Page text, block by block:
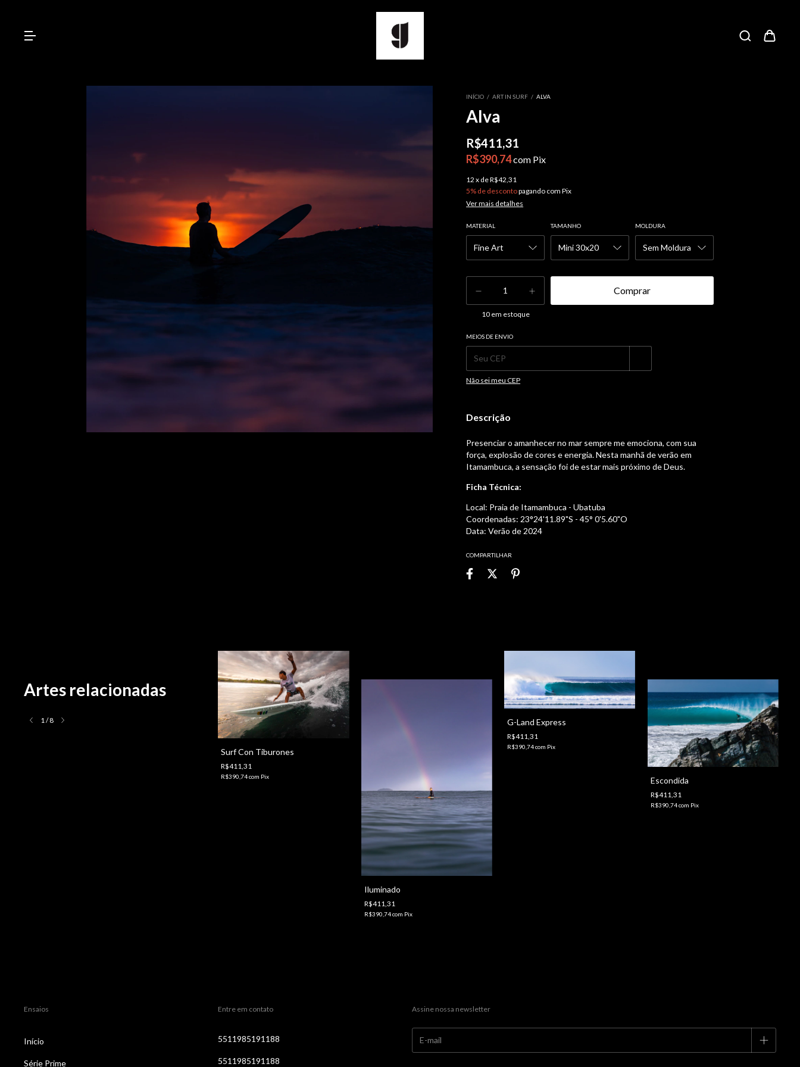
INÍCIO / ART IN SURF / ALVA
Alva
R$411,31
R$390,74com Pix
12 x deR$42,31
5% de descontopagando com Pix
Ver mais detalhes
MATERIAL TAMANHO MOLDURA
10em estoque
Entregas para o CEP:
MEIOS DE ENVIO
Não sei meu CEP
Descrição
Presenciar o amanhecer no mar sempre me emociona, com sua
força, explosão de cores e energia. Nesta manhã de verão em
Itamambuca, a sensação foi de estar mais próximo de Deus.
Ficha Técnica:
Local: Praia de Itamambuca - Ubatuba
Coordenadas: 23°24'11.89"S - 45° 0'5.60"O
Data: Verão de 2024
COMPARTILHAR
Artes relacionadas
1 /8
Surf Con Tiburones
R$411,31
R$390,74com Pix
Iluminado
R$411,31
R$390,74com Pix
G-Land Express
R$411,31
R$390,74com Pix
Escondida
R$411,31
R$390,74com Pix
Ensaios
Início
Série Prime
Entre em contato
5511985191188
5511985191188
Assine nossa newsletter